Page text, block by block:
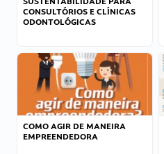
CONSULTÓRIOS E CLÍNICAS
ODONTOLÓGICAS
COMO AGIR DE MANEIRA
EMPREENDEDORA